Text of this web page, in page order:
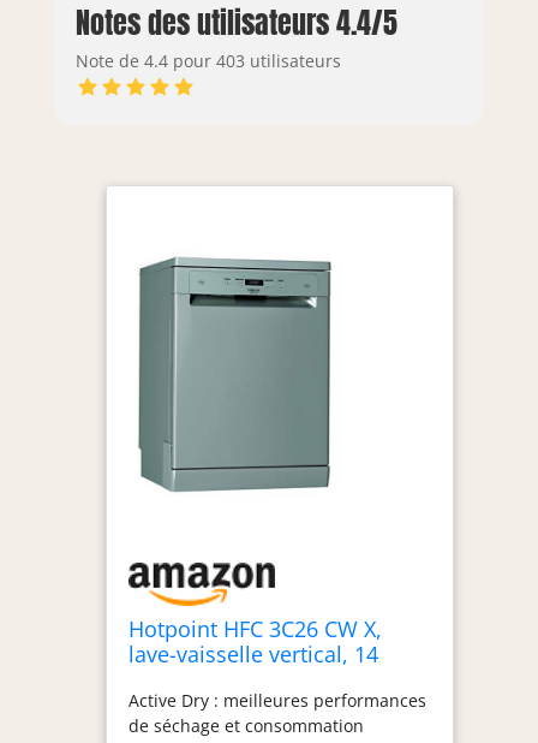
Notes des utilisateurs 4.4/5
Note de 4.4 pour 403 utilisateurs
Hotpoint HFC 3C26 CW X,
lave-vaisselle vertical, 14
Active Dry : meilleures performances
de séchage et consommation